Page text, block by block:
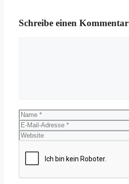
Schreibe einen Kommentar
Name
E-
Mail-
Adresse
Website